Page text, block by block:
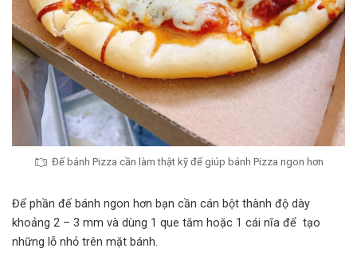
Đế bánh Pizza cần làm thật kỹ để giúp bánh Pizza ngon hơn
Để phần đế bánh ngon hơn bạn cần cán bột thành độ dày
khoảng 2 – 3 mm và dùng 1 que tăm hoặc 1 cái nĩa để tạo
những lỗ nhỏ trên mặt bánh.